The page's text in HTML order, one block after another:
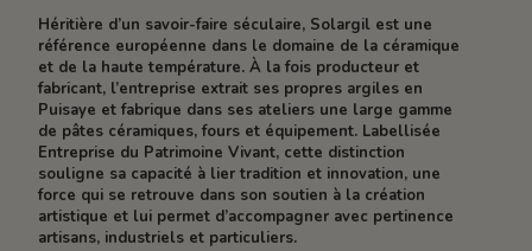
Héritière d’un savoir-faire séculaire, Solargil est une
référence européenne dans le domaine de la céramique
et de la haute température. À la fois producteur et
fabricant, l’entreprise extrait ses propres argiles en
Puisaye et fabrique dans ses ateliers une large gamme
de pâtes céramiques, fours et équipement. Labellisée
Entreprise du Patrimoine Vivant, cette distinction
souligne sa capacité à lier tradition et innovation, une
force qui se retrouve dans son soutien à la création
artistique et lui permet d’accompagner avec pertinence
artisans, industriels et particuliers.